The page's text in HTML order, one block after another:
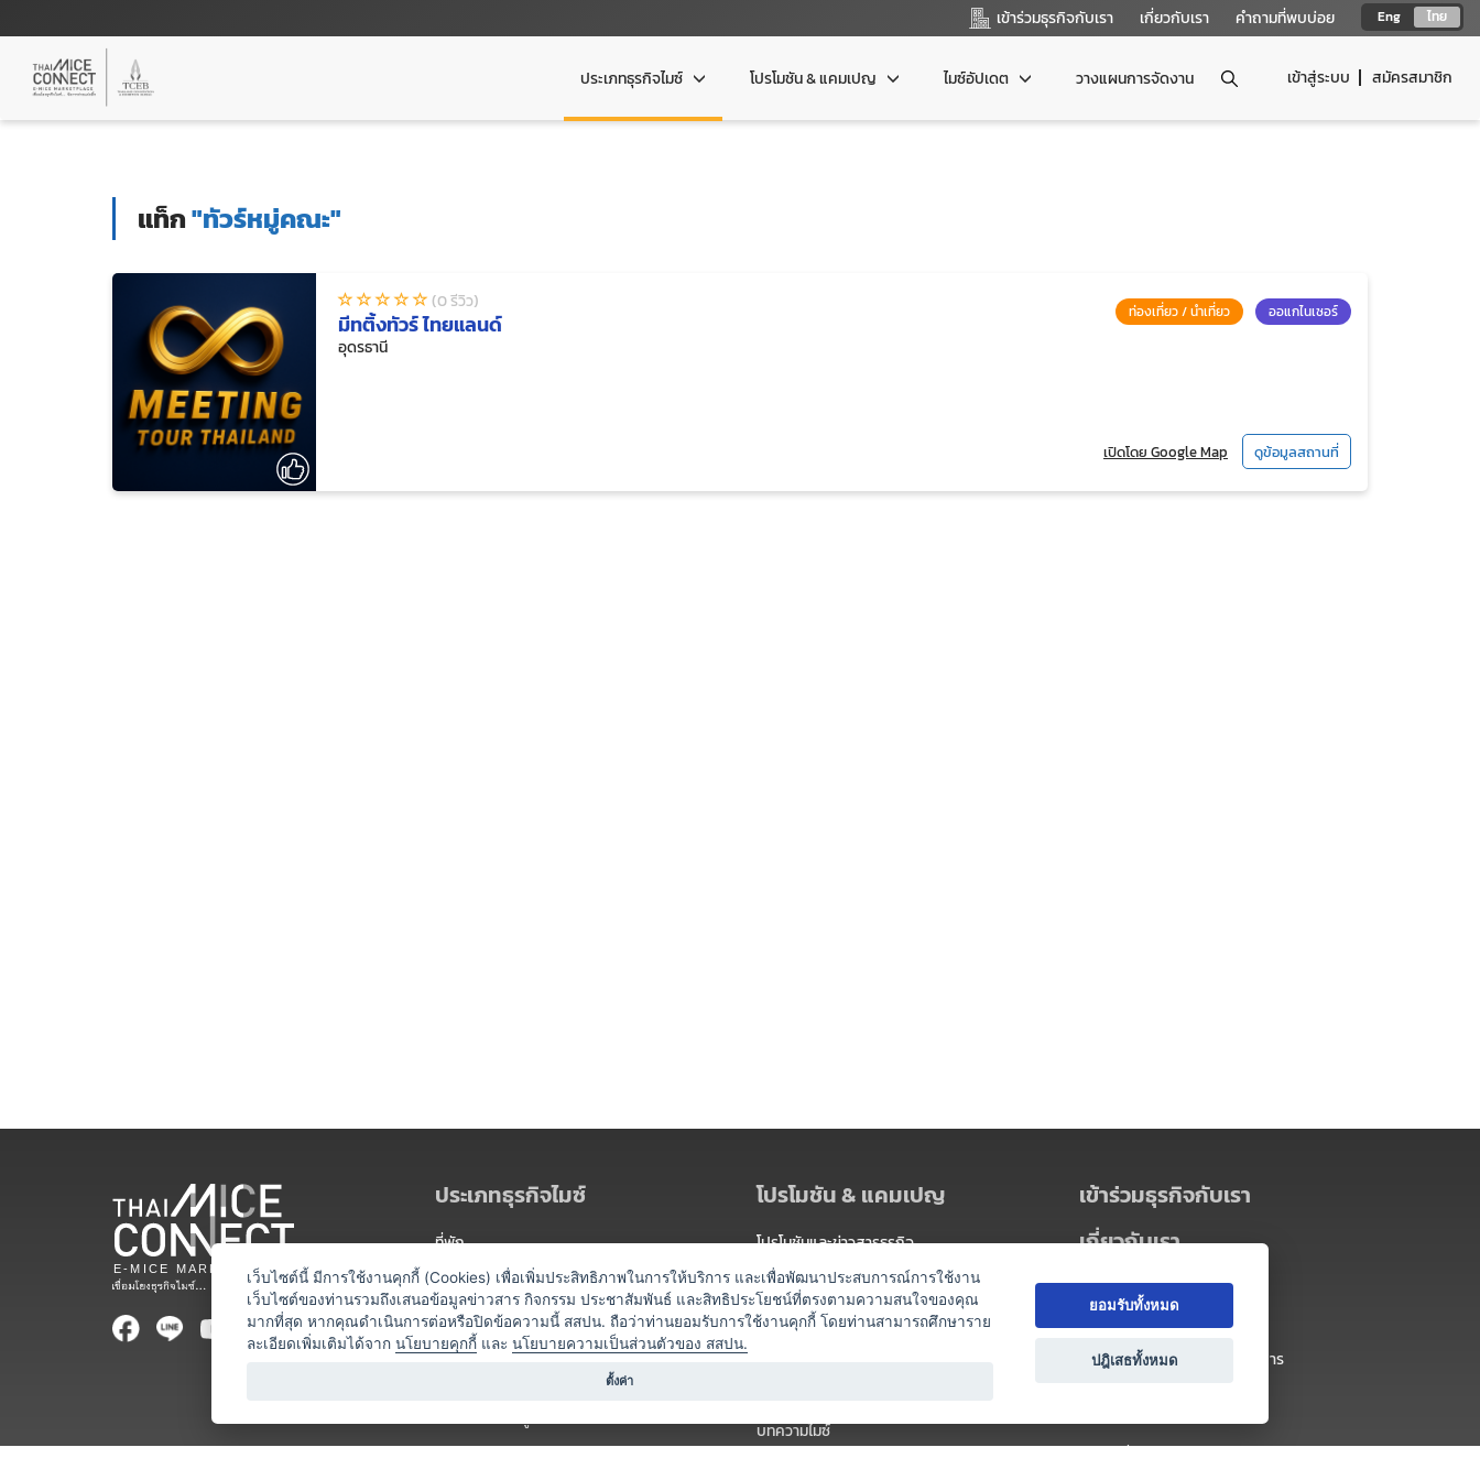
Eng ไทย
เข้าร่วมธุรกิจกับเรา เกี่ยวกับเรา คำถามที่พบบ่อย
เข้าสู่ระบบ สมัครสมาชิก
ประเภทธุรกิจไมซ์ โปรโมชัน & แคมเปญ ไมซ์อัปเดต วางแผนการจัดงาน
แท็ก"ทัวร์หมู่คณะ"
(0 รีวิว)
มีทติ้งทัวร์ ไทยแลนด์
อุดรธานี
ท่องเที่ยว / นำเที่ยว ออแกไนเซอร์
เปิดโดย Google Map ดูข้อมูลสถานที่
ประเภทธุรกิจไมซ์
ที่พัก
สถานที่จัดงาน
ท่องเที่ยว / นำเที่ยว
ออแกไนเซอร์
บริการสำหรับผู้จัดงาน
โปรโมชัน & แคมเปญ
โปรโมชันและข่าวสารธุรกิจ
แพ็กเกจ
แคมเปญ
บทความไมซ์
เข้าร่วมธุรกิจกับเรา
เกี่ยวกับเรา
เกี่ยวกับ Thai MICE Connect
นโยบายความเป็นส่วนตัว
ข้อตกลง และเงื่อนไขการใช้บริการ
เว็บไซต์นี้ มีการใช้งานคุกกี้ (Cookies) เพื่อเพิ่มประสิทธิภาพในการให้บริการ และเพื่อพัฒนาประสบการณ์การใช้งาน
เว็บไซต์ของท่านรวมถึงเสนอข้อมูลข่าวสาร กิจกรรม ประชาสัมพันธ์ และสิทธิประโยชน์ที่ตรงตามความสนใจของคุณ
มากที่สุด หากคุณดำเนินการต่อหรือปิดข้อความนี้ สสปน. ถือว่าท่านยอมรับการใช้งานคุกกี้ โดยท่านสามารถศึกษาราย
ละเอียดเพิ่มเติมได้จาก นโยบายคุกกี้ และ นโยบายความเป็นส่วนตัวของ สสปน.
ตั้งค่า
ยอมรับทั้งหมด
ปฎิเสธทั้งหมด